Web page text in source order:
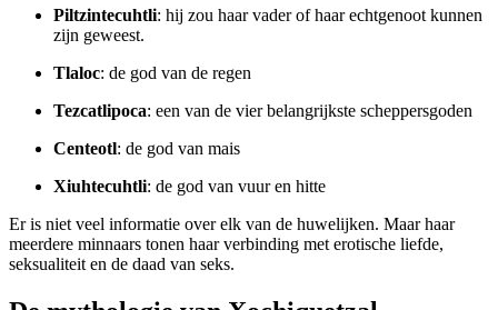
Piltzintecuhtli: hij zou haar vader of haar echtgenoot kunnen
zijn geweest.
Tlaloc: de god van de regen
Tezcatlipoca: een van de vier belangrijkste scheppersgoden
Centeotl: de god van mais
Xiuhtecuhtli: de god van vuur en hitte
Er is niet veel informatie over elk van de huwelijken. Maar haar
meerdere minnaars tonen haar verbinding met erotische liefde,
seksualiteit en de daad van seks.